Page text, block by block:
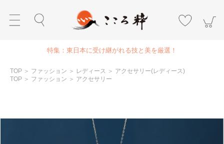
特集：東日本に受け継がれる技と美を厳選！
TOP ＞ ファッション ＞ レディース ＞ アクセサリー(レディース)
TOP ＞ ファッション ＞ アクセサリー